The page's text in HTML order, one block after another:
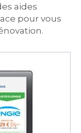
aides
pour vous